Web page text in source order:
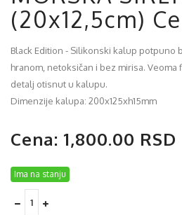
(20x12,5cm)
Black Edition - Silikonski kalup potpuno
hranom, netoksičan i bez mirisa.
detalj otisnut u kalupu.
Dimenzije kalupa: 200x125xh15mm
Cena: 1,800.00 RSD
Ima na stanju